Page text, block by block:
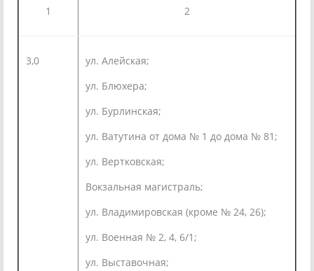
1 2
3,0
ул. Алейская;
ул. Блюхера;
ул. Бурлинская;
ул. Ватутина от дома № 1 до дома № 81;
ул. Вертковская;
Вокзальная магистраль;
ул. Владимировская (кроме № 24, 26);
ул. Военная № 2, 4, 6/1;
ул. Выставочная;